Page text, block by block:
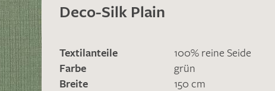
Deco-Silk Plain
Textilanteile
100% reine Seide
Farbe
grün
Breite
150 cm